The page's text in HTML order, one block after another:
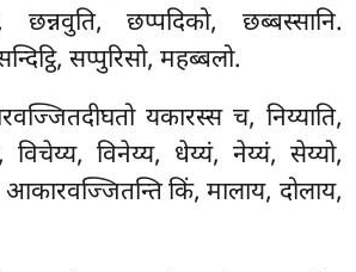
छप्पदिको, छब्बस्सानि.
सप्पुरिसो, महब्बलो.
यकारस्स च, निय्याति,
विनेय्य, धेय्यं, नेय्यं, सेय्यो,
किं, मालाय, दोलाय,